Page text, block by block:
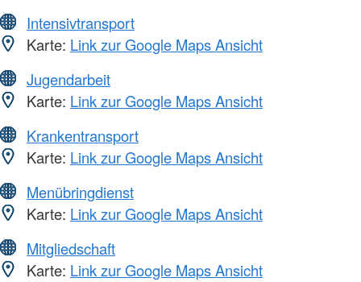
Intensivtransport
Karte: Link zur Google Maps Ansicht
Jugendarbeit
Karte: Link zur Google Maps Ansicht
Krankentransport
Karte: Link zur Google Maps Ansicht
Menübringdienst
Karte: Link zur Google Maps Ansicht
Mitgliedschaft
Karte: Link zur Google Maps Ansicht